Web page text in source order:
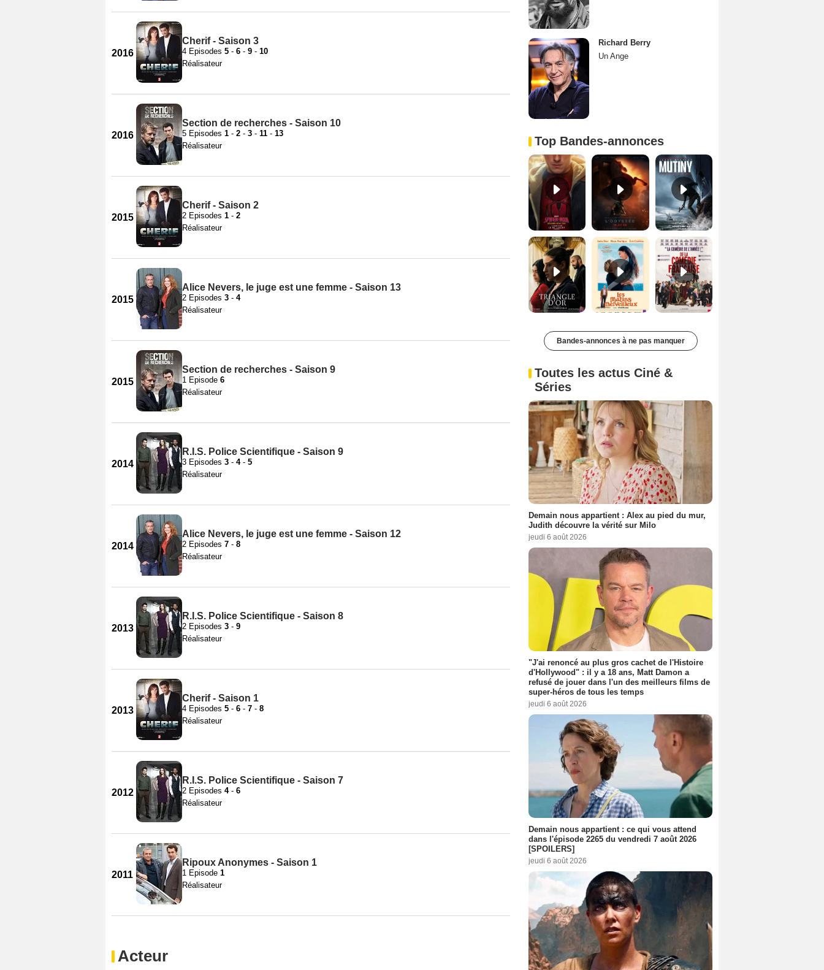
2016
Cherif - Saison 3
4 Episodes 5 - 6 - 9 - 10
Réalisateur
2016
Section de recherches - Saison 10
5 Episodes 1 - 2 - 3 - 11 - 13
Réalisateur
2015
Cherif - Saison 2
2 Episodes 1 - 2
Réalisateur
2015
Alice Nevers, le juge est une femme - Saison 13
2 Episodes 3 - 4
Réalisateur
2015
Section de recherches - Saison 9
1 Episode 6
Réalisateur
2014
R.I.S. Police Scientifique - Saison 9
3 Episodes 3 - 4- 5
Réalisateur
2014
Alice Nevers, le juge est une femme - Saison 12
2 Episodes 7 - 8
Réalisateur
2013
R.I.S. Police Scientifique - Saison 8
2 Episodes 3 - 9
Réalisateur
2013
Cherif - Saison 1
4 Episodes 5 - 6 - 7 - 8
Réalisateur
2012
R.I.S. Police Scientifique - Saison 7
2 Episodes 4- 6
Réalisateur
2011
Ripoux Anonymes - Saison 1
1 Episode 1
Réalisateur
Acteur
Richard Berry
Un Ange
Top Bandes-annonces
Spider-Man: Brand New Day Bande-annonce VO STFR L'Odyssée Bande-annonce VO STFR
Les Matins merveilleux Bande-annonce VF De la Comédie-Française Teaser VF
Bandes-annonces à ne pas manquer
Toutes les actus Ciné &
Séries
Demain nous appartient : Alex au pied du mur,
Judith découvre la vérité sur Milo
jeudi 6 août 2026
"J'ai renoncé au plus gros cachet de l'Histoire
d'Hollywood" : il y a 18 ans, Matt Damon a
refusé de jouer dans l'un des meilleurs films de
super-héros de tous les temps
jeudi 6 août 2026
Demain nous appartient : ce qui vous attend
dans l'épisode 2265 du vendredi 7 août 2026
[SPOILERS]
jeudi 6 août 2026